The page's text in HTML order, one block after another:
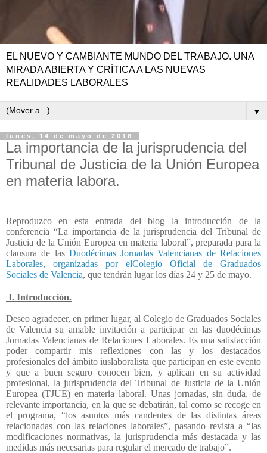
EL NUEVO Y CAMBIANTE MUNDO DEL TRABAJO. UNA
MIRADA ABIERTA Y CRÍTICA A LAS NUEVAS
REALIDADES LABORALES
▼
lunes, 14 de mayo de 2018
La importancia de la jurisprudencia del
Tribunal de Justicia de la Unión Europea
en materia labora.
Reproduzco en esta entrada del blog la introducción de la
conferencia “La importancia de la jurisprudencia del Tribunal de
Justicia de la Unión Europea en materia laboral”, preparada para la
clausura de las Duodécimas Jornadas Valencianas de Relaciones
Laborales, organizadas por elColegio Oficial de Graduados
Sociales de Valencia, que tendrán lugar los días 24 y 25 de mayo.
I. Introducción.
Deseo agradecer, en primer lugar, al Colegio de Graduados Sociales
de Valencia su amable invitación a participar en las duodécimas
Jornadas Valencianas de Relaciones Laborales. Es una satisfacción
poder compartir mis reflexiones con las y los destacados
profesionales del ámbito iuslaboralista que participan en este evento
y que a buen seguro conocen bien, y aplican en su actividad
profesional, la jurisprudencia del Tribunal de Justicia de la Unión
Europea (TJUE) en materia laboral. Unas jornadas, sin duda, de
relevante importancia, en la que se debatirán, tal como se recoge en
el programa, “los asuntos más candentes de las distintas áreas
relacionadas con las relaciones laborales”, pasando revista a “las
modificaciones normativas, la jurisprudencia más destacada y las
medidas más necesarias para regular el mercado de trabajo”.